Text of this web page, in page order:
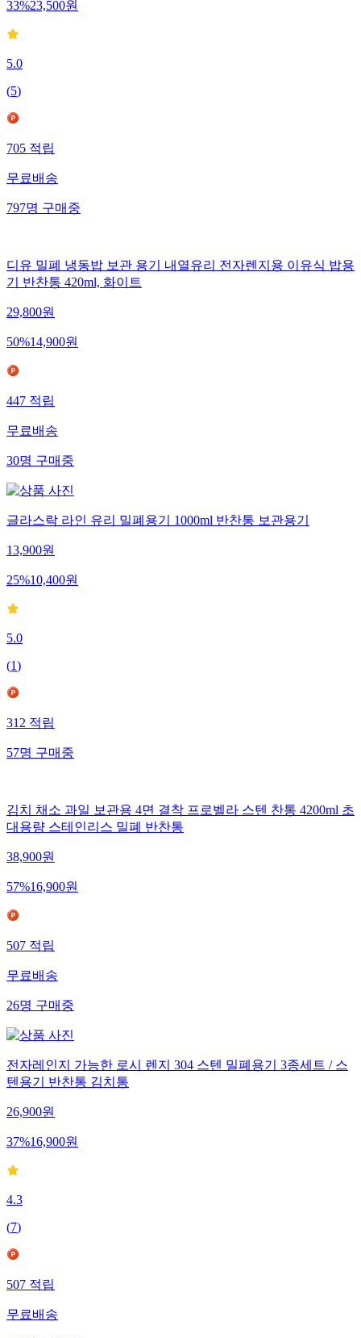
33%23,500원
5.0
(5)
705적립
무료배송
797명구매중
디유 밀폐 냉동밥 보관 용기 내열유리 전자렌지용 이유식 밥용
기 반찬통 420ml, 화이트
29,800원
50%14,900원
447적립
무료배송
30명구매중
글라스락 라인 유리 밀폐용기 1000ml 반찬통 보관용기
13,900원
25%10,400원
5.0
(1)
312적립
57명구매중
김치 채소 과일 보관용 4면 결착 프로벨라 스텐 찬통 4200ml 초
대용량 스테인리스 밀폐 반찬통
38,900원
57%16,900원
507적립
무료배송
26명구매중
전자레인지 가능한 로시 렌지 304 스텐 밀폐용기 3종세트 / 스
텐용기 반찬통 김치통
26,900원
37%16,900원
4.3
(7)
507적립
무료배송